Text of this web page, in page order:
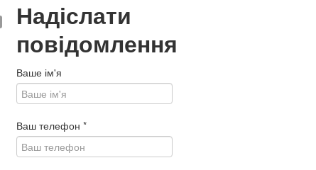
Надіслати
повідомлення
Ваше ім'я
Ваш телефон *